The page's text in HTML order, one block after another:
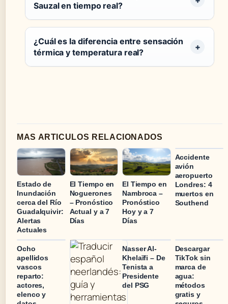
Sauzal en tiempo real?
¿Cuál es la diferencia entre sensación
térmica y temperatura real?
MAS ARTICULOS RELACIONADOS
Estado de
Inundación
cerca del Río
Guadalquivir:
Alertas
Actuales
El Tiempo en
Noguerones
– Pronóstico
Actual y a 7
Días
El Tiempo en
Nambroca –
Pronóstico
Hoy y a 7
Días
Accidente
avión
aeropuerto
Londres: 4
muertos en
Southend
Ocho
apellidos
vascos
reparto:
actores,
elenco y
Nasser Al-
Khelaïfi – De
Tenista a
Presidente
del PSG
Descargar
TikTok sin
marca de
agua:
métodos
gratis y